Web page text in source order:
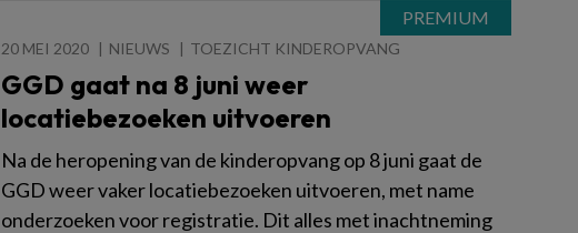
20 MEI 2020 NIEUWS TOEZICHT KINDEROPVANG
GGD gaat na 8 juni weer
locatiebezoeken uitvoeren
Na de heropening van de kinderopvang op 8 juni gaat de
GGD weer vaker locatiebezoeken uitvoeren, met name
onderzoeken voor registratie. Dit alles met inachtneming